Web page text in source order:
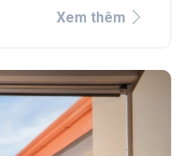
Xem thêm